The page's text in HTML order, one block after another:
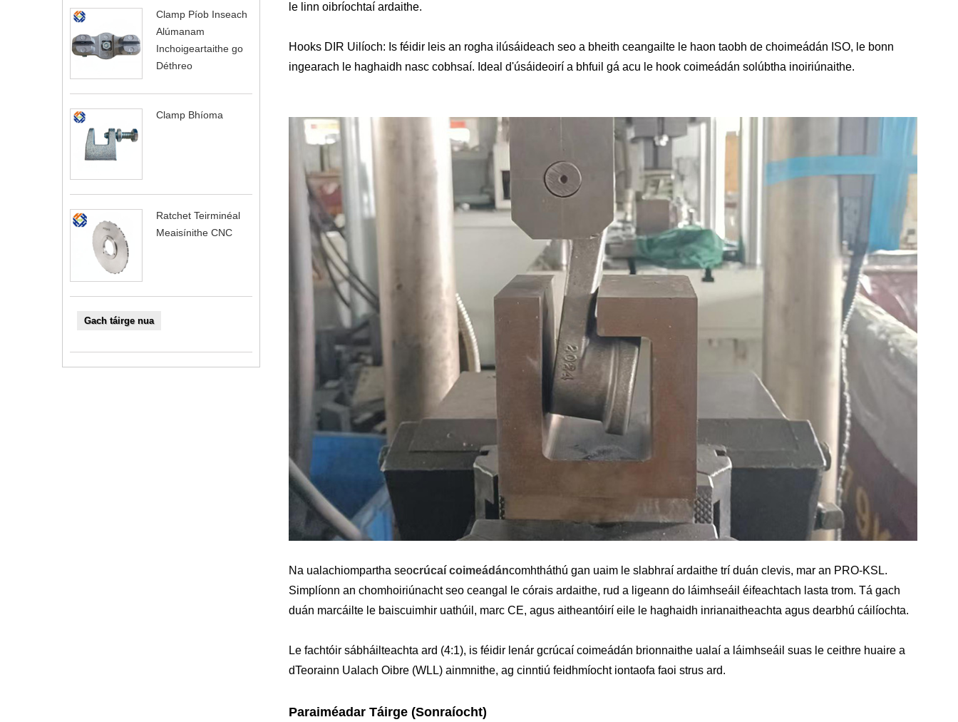
Clamp Píob Inseach
Alúmanam
Inchoigeartaithe go
Déthreo
Clamp Bhíoma
Ratchet Teirminéal
Meaisínithe CNC
Gach táirge nua
le linn oibríochtaí ardaithe.
Hooks DIR Uilíoch: Is féidir leis an rogha ilúsáideach seo a bheith ceangailte le haon taobh de choimeádán ISO, le bonn
ingearach le haghaidh nasc cobhsaí. Ideal d'úsáideoirí a bhfuil gá acu le hook coimeádán solúbtha inoiriúnaithe.
Na ualachiompartha seocrúcaí coimeádáncomhtháthú gan uaim le slabhraí ardaithe trí duán clevis, mar an PRO-KSL.
Simplíonn an chomhoiriúnacht seo ceangal le córais ardaithe, rud a ligeann do láimhseáil éifeachtach lasta trom. Tá gach
duán marcáilte le baiscuimhir uathúil, marc CE, agus aitheantóirí eile le haghaidh inrianaitheachta agus dearbhú cáilíochta.
Le fachtóir sábháilteachta ard (4:1), is féidir lenár gcrúcaí coimeádán brionnaithe ualaí a láimhseáil suas le ceithre huaire a
dTeorainn Ualach Oibre (WLL) ainmnithe, ag cinntiú feidhmíocht iontaofa faoi strus ard.
Paraiméadar Táirge (Sonraíocht)